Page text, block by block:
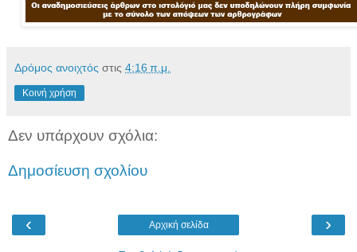
Δρόμος ανοιχτός στις 4:16 π.μ.
Κοινή χρήση
Δεν υπάρχουν σχόλια:
Δημοσίευση σχολίου
‹ ›
Αρχική σελίδα